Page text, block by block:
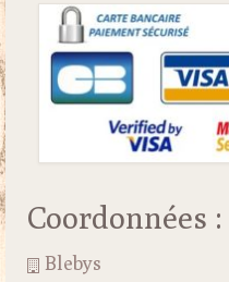
Coordonnées :
Blebys